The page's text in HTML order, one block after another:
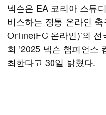
넥슨은 EA 코리아 스튜
비스하는 정통 온라인
Online(FC 온라인)’의
회 ‘2025 넥슨 챔피언스
최한다고 30일 밝혔다.